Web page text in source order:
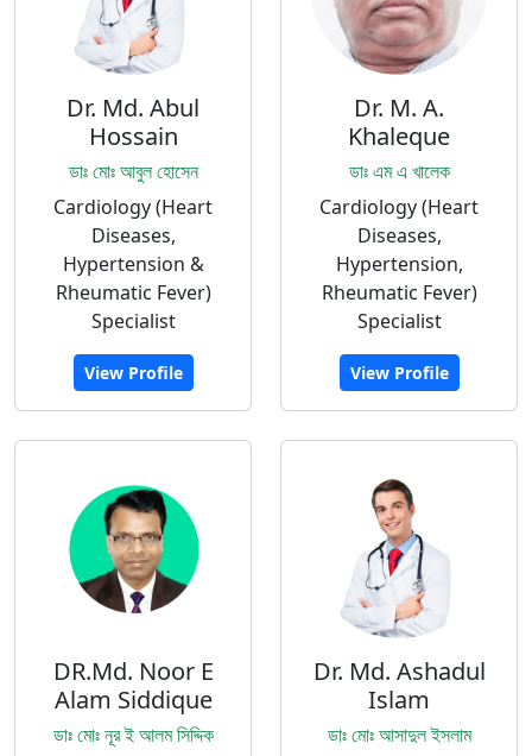
Dr. Md. Abul
Hossain
ডাঃ মোঃ আবুল হোসেন
Cardiology (Heart
Diseases,
Hypertension &
Rheumatic Fever)
Specialist
View Profile
Dr. M. A.
Khaleque
ডাঃ এম এ খালেক
Cardiology (Heart
Diseases,
Hypertension,
Rheumatic Fever)
Specialist
View Profile
DR.Md. Noor E
Alam Siddique‬
ডাঃ মোঃ নূর ই আলম সিদ্দিক
Dr. Md. Ashadul
Islam
ডাঃ মোঃ আসাদুল ইসলাম